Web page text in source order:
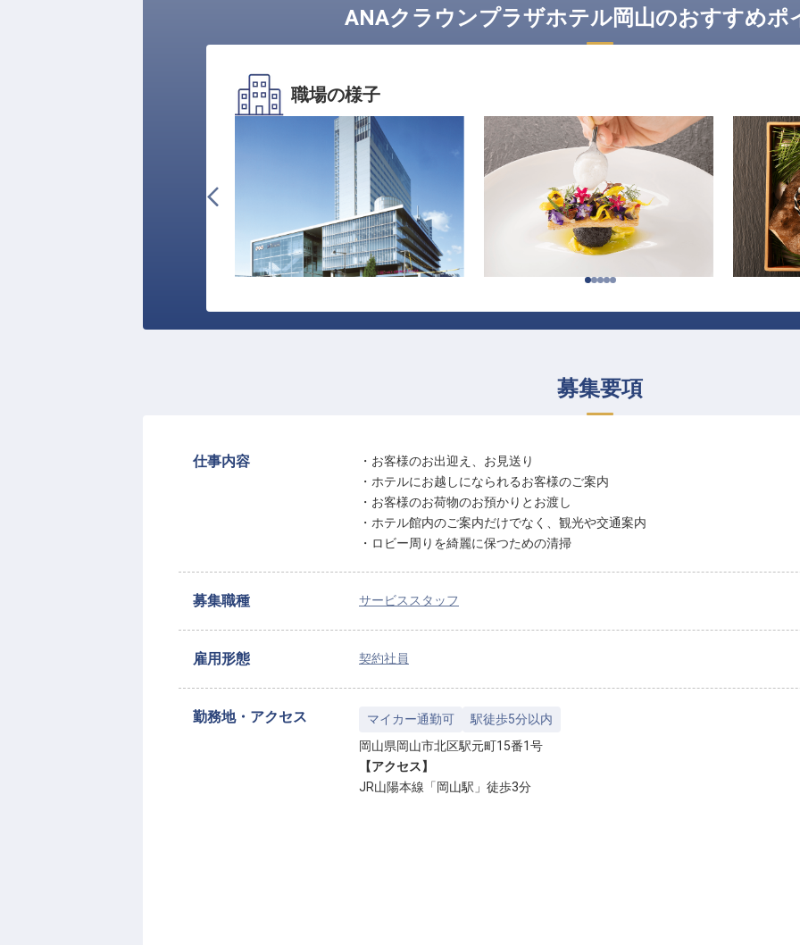
ANAクラウンプラザホテル岡山のおすすめポ
職場の様子
募集要項
仕事内容
・お客様のお出迎え、お見送り
・ホテルにお越しになられるお客様のご案内
・お客様のお荷物のお預かりとお渡し
・ホテル館内のご案内だけでなく、観光や交通案内
・ロビー周りを綺麗に保つための清掃
募集職種 サービススタッフ
雇用形態 契約社員
勤務地・アクセス マイカー通勤可
駅徒歩5分以内
岡山県岡山市北区駅元町15番1号
【アクセス】
JR山陽本線「岡山駅」徒歩3分